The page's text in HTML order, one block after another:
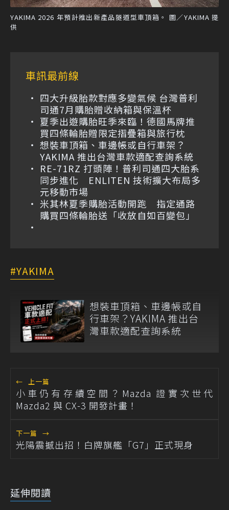
YAKIMA 2026 年預計推出新產品隧道型車頂箱。 圖／YAKIMA 提
供
車訊最前線
四大升級胎款對應多變氣候 台灣普利
司通7月購胎贈收納箱與保溫杯
夏季出遊購胎旺季來臨！德國馬牌推
買四條輪胎贈限定摺疊箱與旅行枕
想裝車頂箱、車邊帳或自行車架？
YAKIMA 推出台灣車款適配查詢系統
RE-71RZ 打頭陣！普利司通四大胎系
同步進化 ENLITEN 技術擴大布局多
元移動市場
米其林夏季購胎活動開跑 指定通路
購買四條輪胎送「收放自如百變包」
YAKIMA
想裝車頂箱、車邊帳或自
行車架？YAKIMA 推出台
灣車款適配查詢系統
← 上一篇
小車仍有存續空間？Mazda 證實次世代
Mazda2 與 CX-3 開發計畫！
下一篇 →
光陽震撼出招！白牌旗艦「G7」正式現身
延伸閱讀